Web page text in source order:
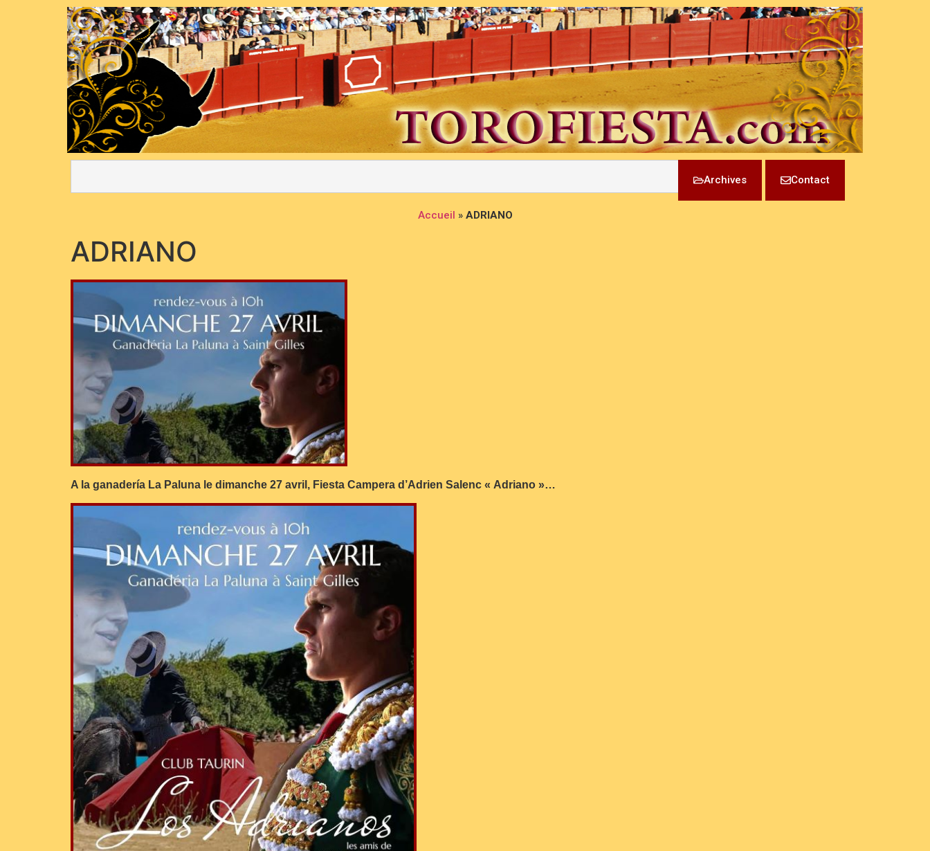
Archives Contact
Accueil » ADRIANO
ADRIANO
A la ganadería La Paluna le dimanche 27 avril, Fiesta Campera d’Adrien Salenc « Adriano »…